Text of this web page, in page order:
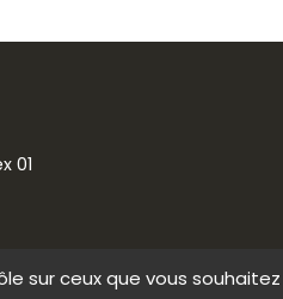
01
personnelles Contact
sur ceux que vous